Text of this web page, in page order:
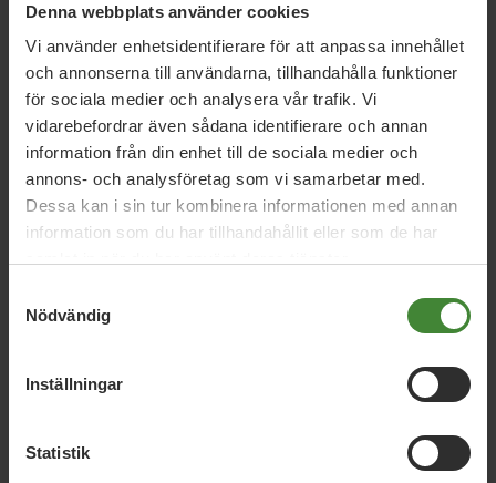
Denna webbplats använder cookies
Vi använder enhetsidentifierare för att anpassa innehållet
och annonserna till användarna, tillhandahålla funktioner
för sociala medier och analysera vår trafik. Vi
vidarebefordrar även sådana identifierare och annan
information från din enhet till de sociala medier och
annons- och analysföretag som vi samarbetar med.
Dessa kan i sin tur kombinera informationen med annan
information som du har tillhandahållit eller som de har
Nödvändig
Inställningar
Statistik
Relaterade nyheter
Värmland, 10 juli 2015
Glädjande besked om patientavgifter
Värmland, 10 april 2015
läkarna